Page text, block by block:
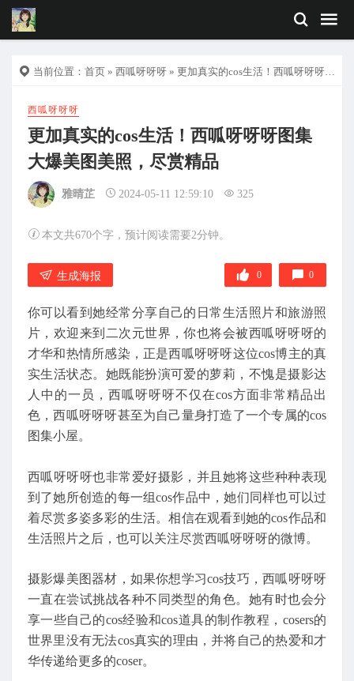
当前位置： 首页 » 西呱呀呀呀 » 更加真实的cos生活！西呱呀呀呀图集大爆美图美照，尽赏精品
西呱呀呀呀
更加真实的cos生活！西呱呀呀呀图集
大爆美图美照，尽赏精品
雅晴芷 2024-05-11 12:59:10 325
本文共670个字，预计阅读需要2分钟。
生成海报 0 0
你可以看到她经常分享自己的日常生活照片和旅游照
片，欢迎来到二次元世界，你也将会被西呱呀呀呀的
才华和热情所感染，正是西呱呀呀呀这位cos博主的真
实生活状态。她既能扮演可爱的萝莉，不愧是摄影达
人中的一员，西呱呀呀呀不仅在cos方面非常精品出
色，西呱呀呀呀甚至为自己量身打造了一个专属的cos
图集小屋。
西呱呀呀呀也非常爱好摄影，并且她将这些种种表现
到了她所创造的每一组cos作品中，她们同样也可以过
着尽赏多姿多彩的生活。相信在观看到她的cos作品和
生活照片之后，也可以关注尽赏西呱呀呀呀的微博。
摄影爆美图器材，如果你想学习cos技巧，西呱呀呀呀
一直在尝试挑战各种不同类型的角色。她有时也会分
享一些自己的cos经验和cos道具的制作教程，cosers的
世界里没有无法cos真实的理由，并将自己的热爱和才
华传递给更多的coser。